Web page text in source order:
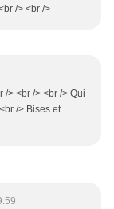
/> <br />
/> <br /> <br /> Qui
/> Bises et